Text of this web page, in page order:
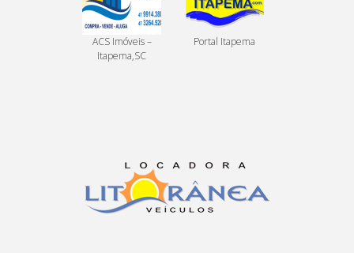
ACS Imóveis –
Itapema,SC
Portal Itapema